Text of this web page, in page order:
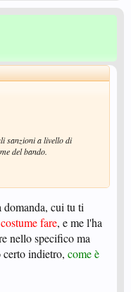
sanzioni a livello di
del bando.
domanda, cui tu ti
fare, e me l'ha
nello specifico ma
indietro, come è